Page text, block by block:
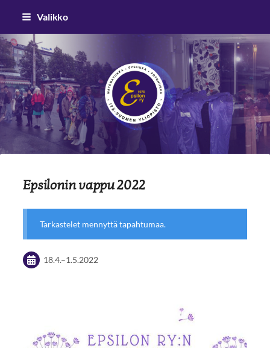
Siirry
sivun
sisältöön
Valikko
Epsilon ry
Epsilonin vappu 2022
Tarkastelet mennyttä tapahtumaa.
18.4.–1.5.2022